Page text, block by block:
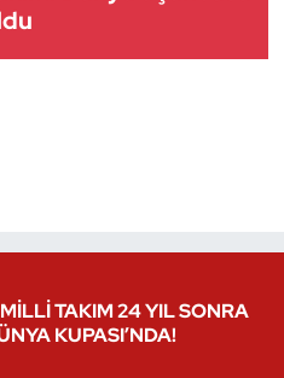
TAKIM 24 YIL SONRA
KUPASI’NDA!